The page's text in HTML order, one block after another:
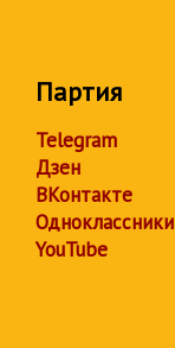
Партия
Telegram
Дзен
ВКонтакте
Одноклассники
YouTube